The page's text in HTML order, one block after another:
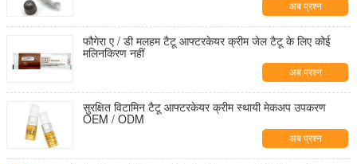
अब प्रश्न
फौगेरा ए / डी मलहम टैटू आफ्टरकेयर क्रीम जेल टैटू के लिए कोई
मलिनकिरण नहीं
अब प्रश्न
सुरक्षित विटामिन टैटू आफ्टरकेयर क्रीम स्थायी मेकअप उपकरण
OEM / ODM
अब प्रश्न